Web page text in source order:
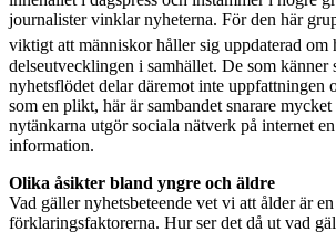
journalister vinklar nyheterna. För den här
viktigt att människor håller sig uppdaterad
delseutvecklingen i samhället. De som känner
nyhetsflödet delar däremot inte uppfattningen
som en plikt, här är sambandet snarare
nytänkarna utgör sociala nätverk på internet
information.
Olika åsikter bland yngre och äldre
Vad gäller nyhetsbeteende vet vi att ålder är
förklaringsfaktorerna. Hur ser det då ut vad